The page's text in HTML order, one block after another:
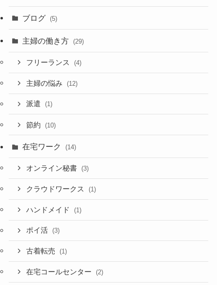
ブログ (5)
主婦の働き方 (29)
フリーランス (4)
主婦の悩み (12)
派遣 (1)
節約 (10)
在宅ワーク (14)
オンライン秘書 (3)
クラウドワークス (1)
ハンドメイド (1)
ポイ活 (3)
古着転売 (1)
在宅コールセンター (2)